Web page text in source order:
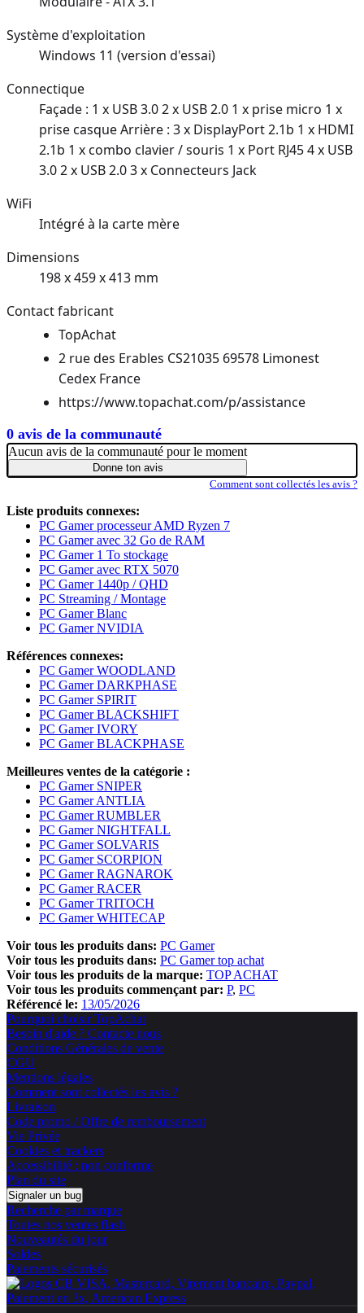
0 avis de la communauté
Système d'exploitation
Windows 11 (version d'essai)
Connectique
Façade : 1 x USB 3.0 2 x USB 2.0 1 x prise micro 1 x
prise casque Arrière : 3 x DisplayPort 2.1b 1 x HDMI
2.1b 1 x combo clavier / souris 1 x Port RJ45 4 x USB
3.0 2 x USB 2.0 3 x Connecteurs Jack
WiFi
Intégré à la carte mère
Dimensions
198 x 459 x 413 mm
Contact fabricant
TopAchat
2 rue des Erables CS21035 69578 Limonest
Cedex France
https://www.topachat.com/p/assistance
Aucun avis de la communauté pour le moment
Donne ton avis
Comment sont collectés les avis ?
Liste produits connexes:
PC Gamer processeur AMD Ryzen 7
PC Gamer avec 32 Go de RAM
PC Gamer 1 To stockage
PC Gamer avec RTX 5070
PC Gamer 1440p / QHD
PC Streaming / Montage
PC Gamer Blanc
PC Gamer NVIDIA
Références connexes:
PC Gamer WOODLAND
PC Gamer DARKPHASE
PC Gamer SPIRIT
PC Gamer BLACKSHIFT
PC Gamer IVORY
PC Gamer BLACKPHASE
Meilleures ventes de la catégorie :
PC Gamer SNIPER
PC Gamer ANTLIA
PC Gamer RUMBLER
PC Gamer NIGHTFALL
PC Gamer SOLVARIS
PC Gamer SCORPION
PC Gamer RAGNAROK
PC Gamer RACER
PC Gamer TRITOCH
PC Gamer WHITECAP
Voir tous les produits dans: PC Gamer
Voir tous les produits dans: PC Gamer top achat
Voir tous les produits de la marque: TOP ACHAT
Voir tous les produits commençant par: P PC
Référencé le: 13/05/2026
Pourquoi choisir TopAchat
Besoin d'aide ? Contacte nous
Conditions Générales de vente
CGU
Mentions légales
Comment sont collectés les avis ?
Livraison
Code promo / Offre de remboursement
Vie Privée
Cookies et trackers
Accessibilité : non conforme
Plan du site
Signaler un bug
Recherche par marque
Toutes nos ventes flash
Nouveautés du jour
Soldes
Paiements sécurisés